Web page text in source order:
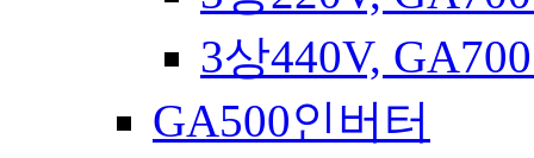
3상440V,
GA500인버터